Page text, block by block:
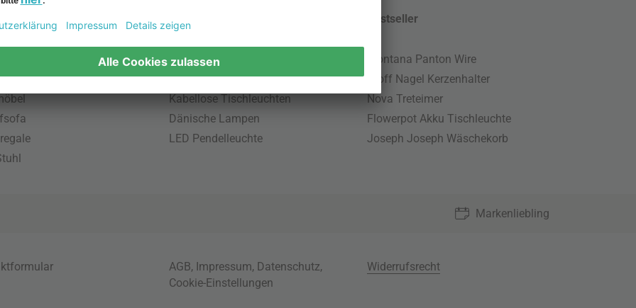
Möbel Beliebte Leuchten
Pendellampe für Außen
Muuto Lampen
Kabellose Tischleuchten
Dänische Lampen
LED Pendelleuchte
Bestseller
Montana Panton Wire
Stoff Nagel Kerzenhalter
Nova Treteimer
Flowerpot Akku Tischleuchte
Joseph Joseph Wäschekorb
Markenliebling
AGB, Impressum, Datenschutz,
Cookie-Einstellungen
Widerrufsrecht